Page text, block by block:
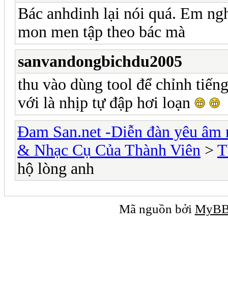
Bác anhdinh lại nói quá. Em
mon men tập theo bác mà
sanvandongbichdu2005
thu vào dùng tool để chỉnh
với là nhịp tự đập hơi loạn
Đam San.net -Diễn đàn yêu âm
& Nhạc Cụ Của Thành Viên >
hộ lòng anh
Mã nguồn bởi